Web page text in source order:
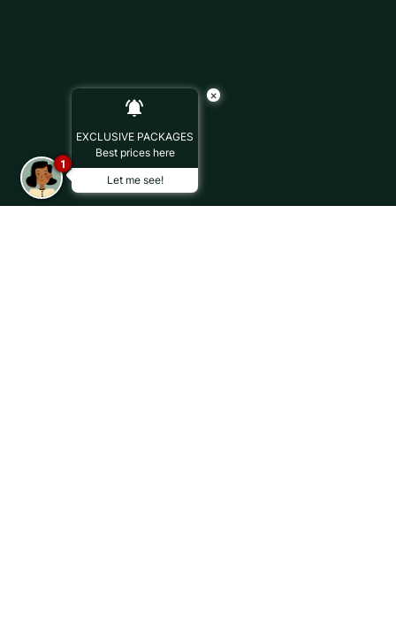
×
EXCLUSIVE PACKAGES
Best prices here
Let me see!
1